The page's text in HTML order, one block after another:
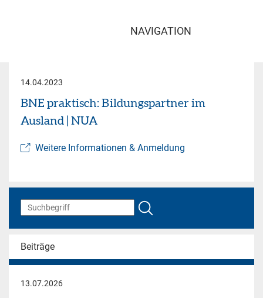
NAVIGATION
14.04.2023
BNE praktisch: Bildungspartner im
Ausland | NUA
Weitere Informationen & Anmeldung
Beiträge
13.07.2026